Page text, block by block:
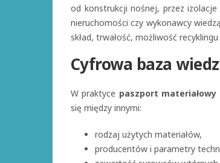
od konstrukcji nośnej, przez
nieruchomości czy wykonawcy
skład, trwałość, możliwość
Cyfrowa baza
W praktyce paszport
się między innymi:
rodzaj użytych materiałów,
producentów i parametry